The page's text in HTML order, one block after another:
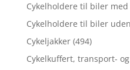
Cykelholdere til biler
Cykelholdere til biler
Cykeljakker (494)
Cykelkuffert, transport-